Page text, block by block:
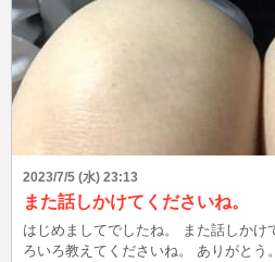
2023/7/5 (水) 23:13
また話しかけてくださいね。
はじめましてでしたね。 また話しかけてください。 不慣れなのでい
ろいろ教えてくださいね。 ありがとう。